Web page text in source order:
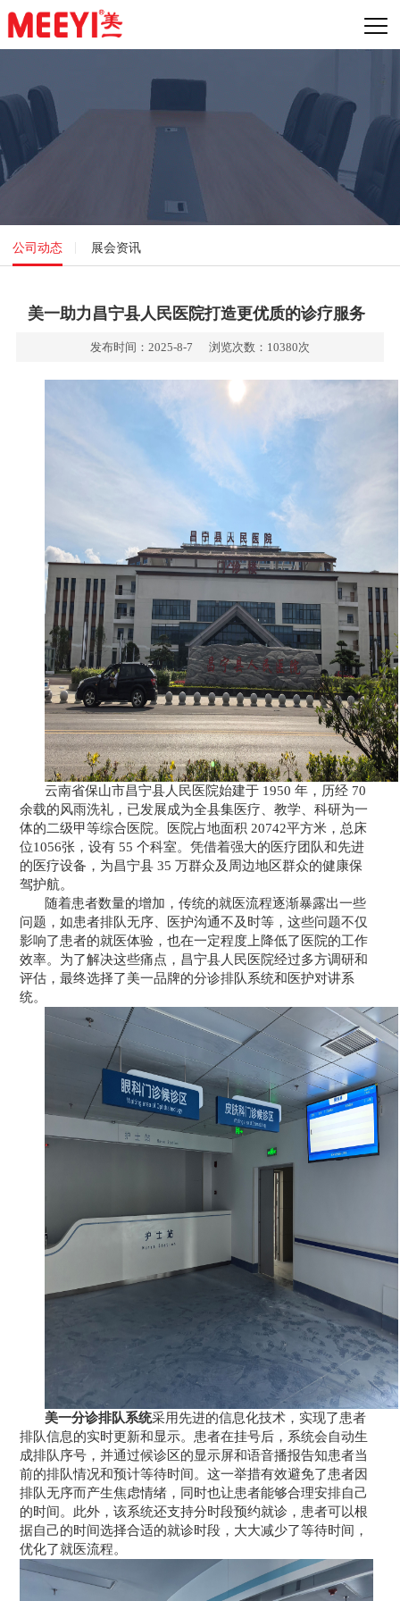
公司动态 展会资讯
美一助力昌宁县人民医院打造更优质的诊疗服务
发布时间：2025-8-7 浏览次数：10380次
云南省保山市昌宁县人民医院始建于 1950 年，历经 70
余载的风雨洗礼，已发展成为全县集医疗、教学、科研为一
体的二级甲等综合医院。医院占地面积 20742平方米，总床
位1056张，设有 55 个科室。凭借着强大的医疗团队和先进
的医疗设备，为昌宁县 35 万群众及周边地区群众的健康保
驾护航。
随着患者数量的增加，传统的就医流程逐渐暴露出一些
问题，如患者排队无序、医护沟通不及时等，这些问题不仅
影响了患者的就医体验，也在一定程度上降低了医院的工作
效率。为了解决这些痛点，昌宁县人民医院经过多方调研和
评估，最终选择了美一品牌的分诊排队系统和医护对讲系
统。
美一分诊排队系统采用先进的信息化技术，实现了患者
排队信息的实时更新和显示。患者在挂号后，系统会自动生
成排队序号，并通过候诊区的显示屏和语音播报告知患者当
前的排队情况和预计等待时间。这一举措有效避免了患者因
排队无序而产生焦虑情绪，同时也让患者能够合理安排自己
的时间。此外，该系统还支持分时段预约就诊，患者可以根
据自己的时间选择合适的就诊时段，大大减少了等待时间，
优化了就医流程。